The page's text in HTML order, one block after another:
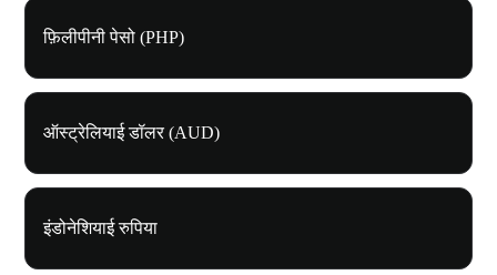
फ़िलीपीनी पेसो (PHP)
ऑस्ट्रेलियाई डॉलर (AUD)
इंडोनेशियाई रुपिया